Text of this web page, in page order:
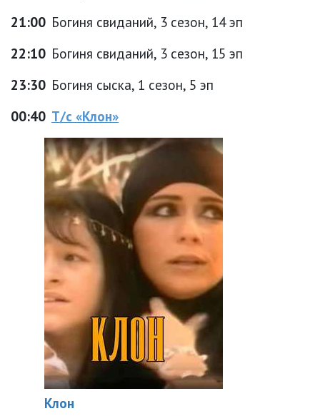
21:00 Богиня свиданий, 3 сезон, 14 эп
22:10 Богиня свиданий, 3 сезон, 15 эп
23:30 Богиня сыска, 1 сезон, 5 эп
00:40 Т/с «Клон»
Клон